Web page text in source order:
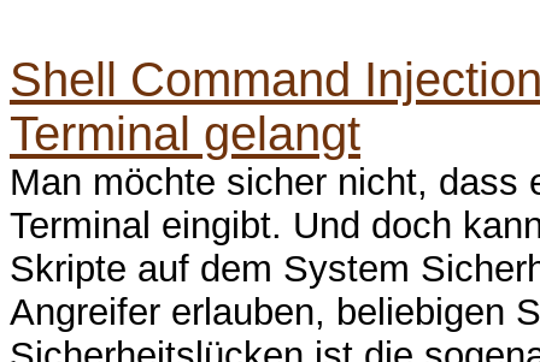
Shell Command
Terminal gelangt
Man möchte sicher nicht, dass
Terminal eingibt. Und doch
Skripte auf dem System
Angreifer erlauben, beliebigen